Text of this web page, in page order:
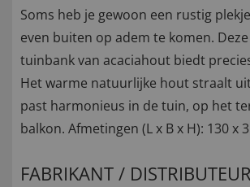
Soms heb je gewoon een rustig
even buiten op adem te komen.
tuinbank van acaciahout biedt
Het warme natuurlijke hout straalt
past harmonieus in de tuin, op het
balkon. Afmetingen (L x B x H): 130 x
FABRIKANT / DISTRIBUTEUR